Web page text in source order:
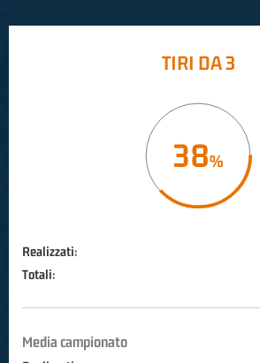
TIRI DA 3
38
Realizzati:
Totali:
Media campionato